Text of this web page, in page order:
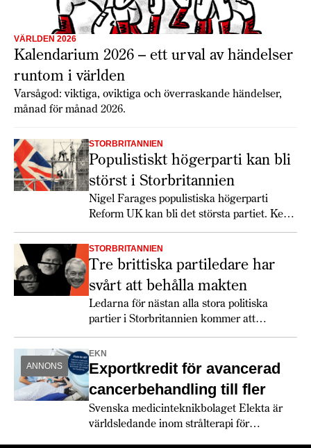
VÄRLDEN 2026
Kalendarium 2026 – ett urval av händelser
runtom i världen
Varsågod: viktiga, oviktiga och överraskande händelser,
månad för månad 2026.
STORBRITANNIEN
Populistiskt högerparti kan bli
störst i Storbritannien
Nigel Farages populistiska högerparti
Reform UK kan bli det största partiet. Keir
soffliggarna blir aktiva.
STORBRITANNIEN
Tre brittiska partiledare har
svårt att behålla makten
Ledarna för nästan alla stora politiska
partier i Storbritannien kommer att
ANNONS
EKN
Exportkredit för avancerad
cancerbehandling till fler
Svenska medicinteknikbolaget Elekta är
världsledande inom strålterapi för